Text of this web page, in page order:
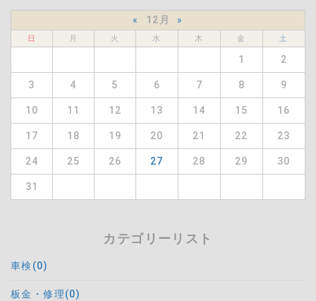
« 12月 »
日 月 火 水 木 金 土
1 2
3 4 5 6 7 8 9
10 11 12 13 14 15 16
17 18 19 20 21 22 23
24 25 26 27 28 29 30
31
カテゴリーリスト
車検(0)
板金・修理(0)